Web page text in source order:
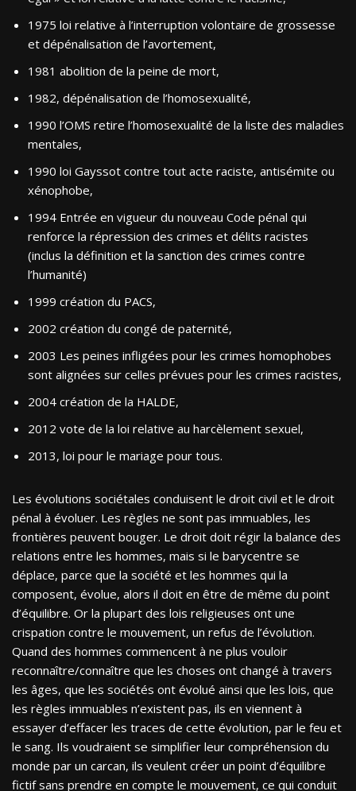
1975 loi relative à l’interruption volontaire de grossesse
et dépénalisation de l’avortement,
1981 abolition de la peine de mort,
1982, dépénalisation de l’homosexualité,
1990 l’OMS retire l’homosexualité de la liste des maladies
mentales,
1990 loi Gayssot contre tout acte raciste, antisémite ou
xénophobe,
1994 Entrée en vigueur du nouveau Code pénal qui
renforce la répression des crimes et délits racistes
(inclus la définition et la sanction des crimes contre
l’humanité)
1999 création du PACS,
2002 création du congé de paternité,
2003 Les peines infligées pour les crimes homophobes
sont alignées sur celles prévues pour les crimes racistes,
2004 création de la HALDE,
2012 vote de la loi relative au harcèlement sexuel,
2013, loi pour le mariage pour tous.
Les évolutions sociétales conduisent le droit civil et le droit
pénal à évoluer. Les règles ne sont pas immuables, les
frontières peuvent bouger. Le droit doit régir la balance des
relations entre les hommes, mais si le barycentre se
déplace, parce que la société et les hommes qui la
composent, évolue, alors il doit en être de même du point
d’équilibre. Or la plupart des lois religieuses ont une
crispation contre le mouvement, un refus de l’évolution.
Quand des hommes commencent à ne plus vouloir
reconnaître/connaître que les choses ont changé à travers
les âges, que les sociétés ont évolué ainsi que les lois, que
les règles immuables n’existent pas, ils en viennent à
essayer d’effacer les traces de cette évolution, par le feu et
le sang. Ils voudraient se simplifier leur compréhension du
monde par un carcan, ils veulent créer un point d’équilibre
fictif sans prendre en compte le mouvement, ce qui conduit